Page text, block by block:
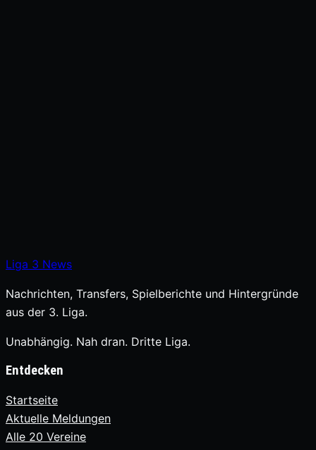
Liga 3 News
Nachrichten, Transfers, Spielberichte und Hintergründe
aus der 3. Liga.
Unabhängig. Nah dran. Dritte Liga.
Entdecken
Startseite
Aktuelle Meldungen
Alle 20 Vereine